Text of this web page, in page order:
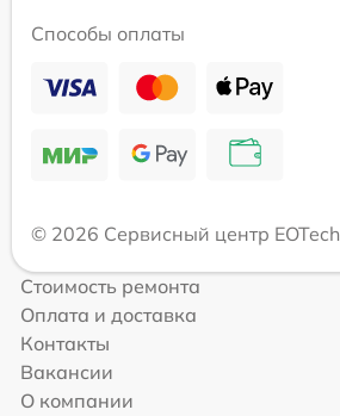
Способы оплаты
© 2026 Сервисный центр EOTech
Стоимость ремонта
Оплата и доставка
Контакты
Вакансии
О компании